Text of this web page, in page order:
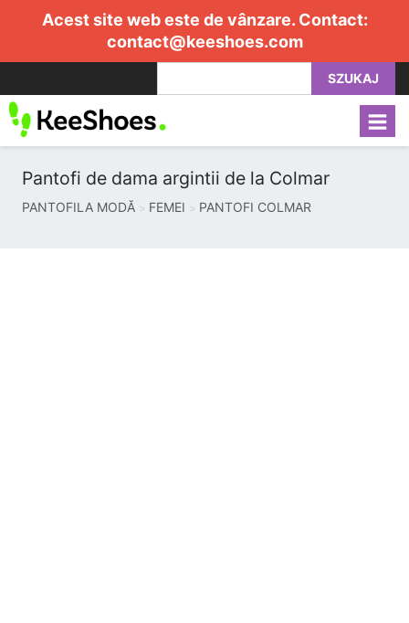
Acest site web este de vânzare. Contact:
contact@keeshoes.com
SZUKAJ
Pantofi de dama argintii de la Colmar
PANTOFILA MODĂ FEMEI PANTOFI COLMAR